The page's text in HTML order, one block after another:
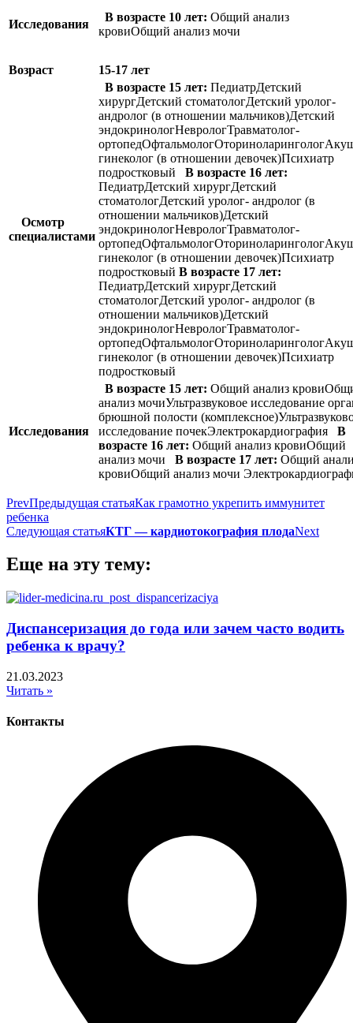
Исследования
В возрасте 10 лет: Общий анализ
кровиОбщий анализ мочи
Возраст 15-17 лет
Осмотр
специалистами
В возрасте 15 лет: ПедиатрДетский
хирургДетский стоматологДетский уролог-
андролог (в отношении мальчиков)Детский
эндокринологНеврологТравматолог-
гинеколог (в отношении девочек)Психиатр
подростковый
В возрасте 16 лет:
ПедиатрДетский хирургДетский
стоматологДетский уролог- андролог (в
отношении мальчиков)Детский
эндокринологНеврологТравматолог-
гинеколог (в отношении девочек)Психиатр
подростковый В возрасте 17 лет:
ПедиатрДетский хирургДетский
стоматологДетский уролог- андролог (в
отношении мальчиков)Детский
эндокринологНеврологТравматолог-
гинеколог (в отношении девочек)Психиатр
подростковый
Исследования
В возрасте 15 лет: Общий анализ
анализ мочиУльтразвуковое исследование
брюшной полости
исследование почекЭлектрокардиография В
возрасте 16 лет: Общий анализ кровиОбщий
анализ мочи
В возрасте 17 лет: Общий
кровиОбщий анализ мочи
PrevПредыдущая статьяКак грамотно укрепить иммунитет
ребенка
Следующая статьяКТГ — кардиотокография плодаNext
Еще на эту тему:
Диспансеризация до года или зачем часто водить
ребенка к врачу?
21.03.2023
Читать »
Контакты